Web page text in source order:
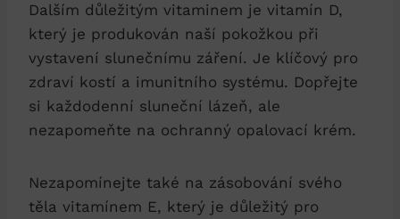
Dalším důležitým vitaminem je vitamín D,
který je produkován naší pokožkou při
vystavení slunečnímu záření. Je klíčový pro
zdraví kostí a imunitního systému. Dopřejte
si každodenní sluneční lázeň, ale
nezapomeňte na ochranný opalovací krém.
Nezapomínejte také na zásobování svého
těla vitamínem E, který je důležitý pro